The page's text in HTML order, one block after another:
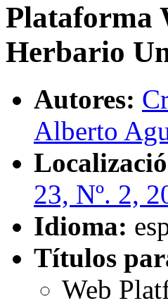
Plataforma
Herbario
Autores:
Alberto
23, Nº. 2,
Idioma:
Títulos
Web